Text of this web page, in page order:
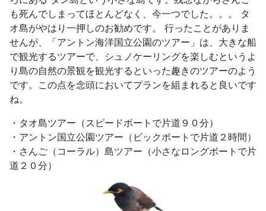
も死んでしまってほとんどなく、今一つでした。。。 タ
オ島がやはり一押しのお勧めです。 行ったことがありま
せんが、「アントン海洋国立公園のツアー」は、大きな船
で観光するツアーで、シュノケーリングを楽しむというよ
り島の自然の景観を観光するといった趣きのツアーのよう
です。この点を念頭においてプランを組まれると良いです
ね。
・タオ島ツアー（スピードボートで片道９０分）
・アントン国立公園ツアー（ビックボートで片道２時間）
・さんご（コーラル）島ツアー（小さなロングボートで片
道２０分）